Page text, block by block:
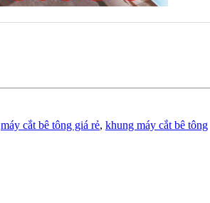
máy cắt bê tông giá rẻ, khung máy cắt bê tông